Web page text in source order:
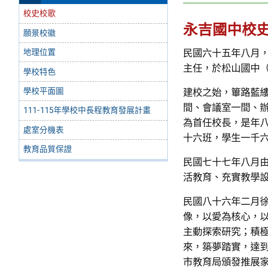
校史校歌
願景校徽
地理位置
學校特色
學校平面圖
111-115年學校中長程教育發展計畫
處室分機表
教育品質保證
永吉國中校
民國六十五年八月
主任，於松山國中
建校之始，篳路藍
間、會議室一間、
為首任校長，是年
十六班，學生一千
民國七十七年八月
活教育、充實教學
民國八十六年二月
像，以愛為核心，
主動探索研究；積
來，築夢踏實，達
市教育局頒發推展